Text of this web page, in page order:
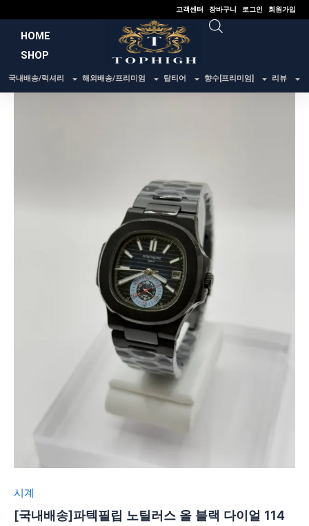
건
너
고객센터 장바구니 로그인 회원가입
HOME
SHOP
국내배송/럭셔리 해외배송/프리미엄 탑티어 향수[프리미엄] 리뷰
시계
[국내배송]파텍필립 노틸러스 올 블랙 다이얼 114